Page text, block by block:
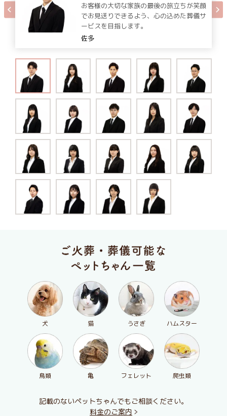
お客様の大切な家族の最後の旅立ちが笑顔
でお見送りできるよう、心の込めた葬儀サ
ービスを目指します。
佐多
犬 猫 うさぎ ハムスター
鳥類 亀 フェレット 爬虫類
記載のないペットちゃんでもご相談ください。
料金のご案内